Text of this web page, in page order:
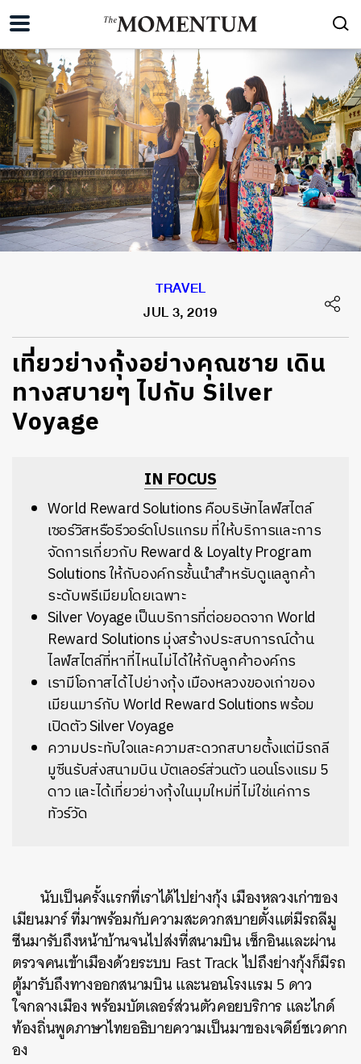
TRAVEL
JUL 3, 2019
เที่ยวย่างกุ้งอย่างคุณชาย เดิน
ทางสบายๆ ไปกับ Silver
Voyage
IN FOCUS
World Reward Solutions คือบริษัทไลฟ์สไตล์
เซอร์วิสหรือรีวอร์ดโปรแกรม ที่ให้บริการและการ
จัดการเกี่ยวกับ Reward & Loyalty Program
Solutions ให้กับองค์กรชั้นนำสำหรับดูแลลูกค้า
ระดับพรีเมียมโดยเฉพาะ
Silver Voyage เป็นบริการที่ต่อยอดจาก World
Reward Solutions มุ่งสร้างประสบการณ์ด้าน
ไลฟ์สไตล์ที่หาที่ไหนไม่ได้ให้กับลูกค้าองค์กร
เรามีโอกาสได้ไปย่างกุ้ง เมืองหลวงของเก่าของ
เมียนมาร์กับ World Reward Solutions พร้อม
เปิดตัว Silver Voyage
ความประทับใจและความสะดวกสบายตั้งแต่มีรถลี
มูซีนรับส่งสนามบิน บัตเลอร์ส่วนตัว นอนโรงแรม 5
ดาว และได้เที่ยวย่างกุ้งในมุมใหม่ที่ไม่ใช่แค่การ
ทัวร์วัด
นับเป็นครั้งแรกที่เราได้ไปย่างกุ้ง เมืองหลวงเก่าของ
เมียนมาร์ ที่มาพร้อมกับความสะดวกสบายตั้งแต่มีรถลีมู
ซีนมารับถึงหน้าบ้านจนไปส่งที่สนามบิน เช็กอินและผ่าน
ตรวจคนเข้าเมืองด้วยระบบ Fast Track ไปถึงย่างกุ้งก็มีรถ
ตู้มารับถึงทางออกสนามบิน และนอนโรงแรม 5 ดาว
ใจกลางเมือง พร้อมบัตเลอร์ส่วนตัวคอยบริการ และไกด์
ท้องถิ่นพูดภาษาไทยอธิบายความเป็นมาของเจดีย์ชเวดาก
อง